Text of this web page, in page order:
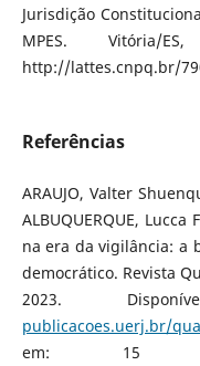
Jurisdição
MPES. Vitória/
http://lattes.cnpq.br/
Referências
ARAUJO, Valter
ALBUQUERQUE,
na era da vigilância: a
democrático. Revista
2023.
publicacoes.uerj.br/
em: 15